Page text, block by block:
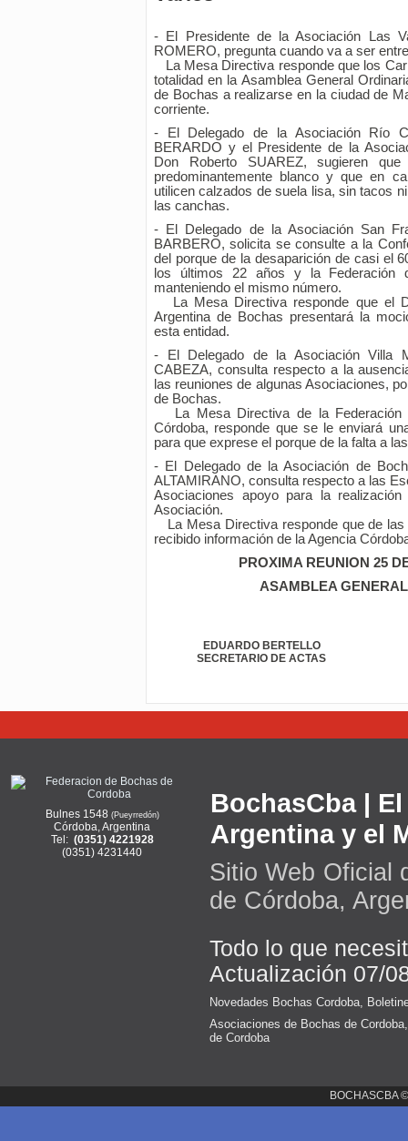
- El Presidente de la Asociación Las
ROMERO, pregunta cuando va a ser
La Mesa Directiva responde que los
totalidad en la Asamblea General
de Bochas a realizarse en la ciudad de
corriente.
- El Delegado de la Asociación Río
BERARDO y el Presidente de la
Don Roberto SUAREZ, sugieren
predominantemente blanco y que en
utilicen calzados de suela lisa, sin tacos
las canchas.
- El Delegado de la Asociación San
BARBERO, solicita se consulte a la
del porque de la desaparición de casi el
los últimos 22 años y la Federación
manteniendo el mismo número.
La Mesa Directiva responde que el
Argentina de Bochas presentará la
esta entidad.
- El Delegado de la Asociación Villa
CABEZA, consulta respecto a la
las reuniones de algunas Asociaciones,
de Bochas.
La Mesa Directiva de la Federación
Córdoba, responde que se le enviará
para que exprese el porque de la falta a
- El Delegado de la Asociación de
ALTAMIRANO, consulta respecto a las
Asociaciones apoyo para la
Asociación.
La Mesa Directiva responde que de
recibido información de la Agencia
PROXIMA REUNION 25
ASAMBLEA
EDUARDO BERTELLO
SECRETARIO DE ACTAS
Bulnes 1548 (Pueyrredón)
Córdoba, Argentina
Tel: (0351) 4221928
(0351) 4231440
BochasCba |
Argentina y el
Sitio Web Oficial
de Córdoba,
Todo lo que
Actualización 07/
Novedades Bochas Cordoba
Asociaciones de Bochas de Cordoba
de Cordoba
BOCHASCBA